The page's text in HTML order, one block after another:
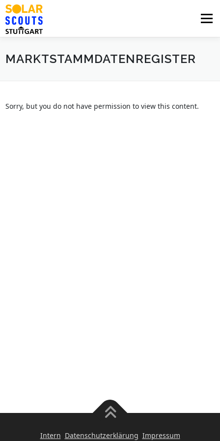
Zum
Inhalt
springen
Menü
PHOTOVOLTAIK UNTERSTÜTZUNG
MARKTSTAMMDATENREGISTER
Sorry, but you do not have permission to view this content.
Intern Datenschutzerklärung Impressum